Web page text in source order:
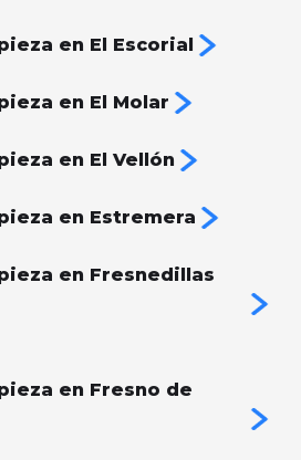
en El Escorial
en El Molar
en El Vellón
en Estremera
en Fresnedillas
en Fresno de